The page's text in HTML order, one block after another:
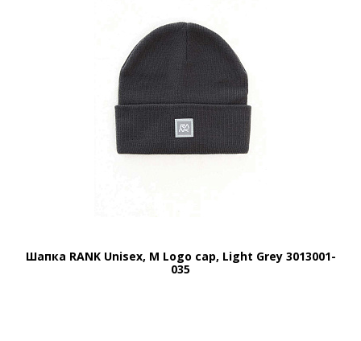
Шапка RANK Unisex, M Logo cap, Light Grey 3013001-
035